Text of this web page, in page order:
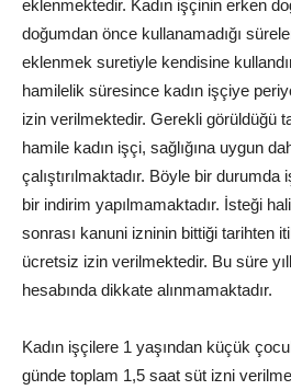
eklenmektedir. Kadın işçinin erken
doğumdan önce kullanamadığı
eklenmek suretiyle kendisine
hamilelik süresince kadın işçiye
izin verilmektedir. Gerekli görüldüğü
hamile kadın işçi, sağlığına uygun
çalıştırılmaktadır. Böyle bir
bir indirim yapılmamaktadır. İsteği
sonrası kanuni izninin bittiği tarihten
ücretsiz izin verilmektedir. Bu süre
hesabında dikkate alınmamaktadır.
Kadın işçilere 1 yaşından küçük
günde toplam 1,5 saat süt izni